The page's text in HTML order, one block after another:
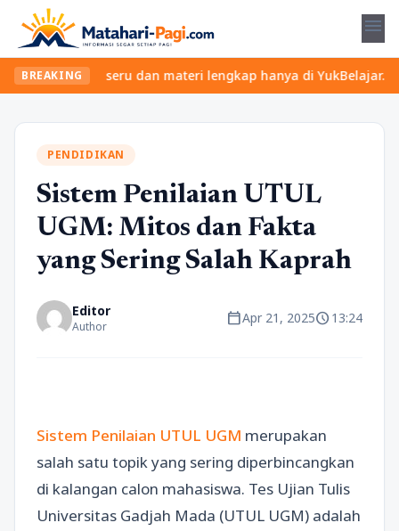
menu
BREAKING
kelas seru dan materi lengkap hanya di YukBelajar.com.
PENDIDIKAN
Sistem Penilaian UTUL
UGM: Mitos dan Fakta
yang Sering Salah Kaprah
Editor
Author calendar_todayApr 21, 2025schedule13:24
Sistem Penilaian UTUL UGM merupakan
salah satu topik yang sering diperbincangkan
di kalangan calon mahasiswa. Tes Ujian Tulis
Universitas Gadjah Mada (UTUL UGM) adalah